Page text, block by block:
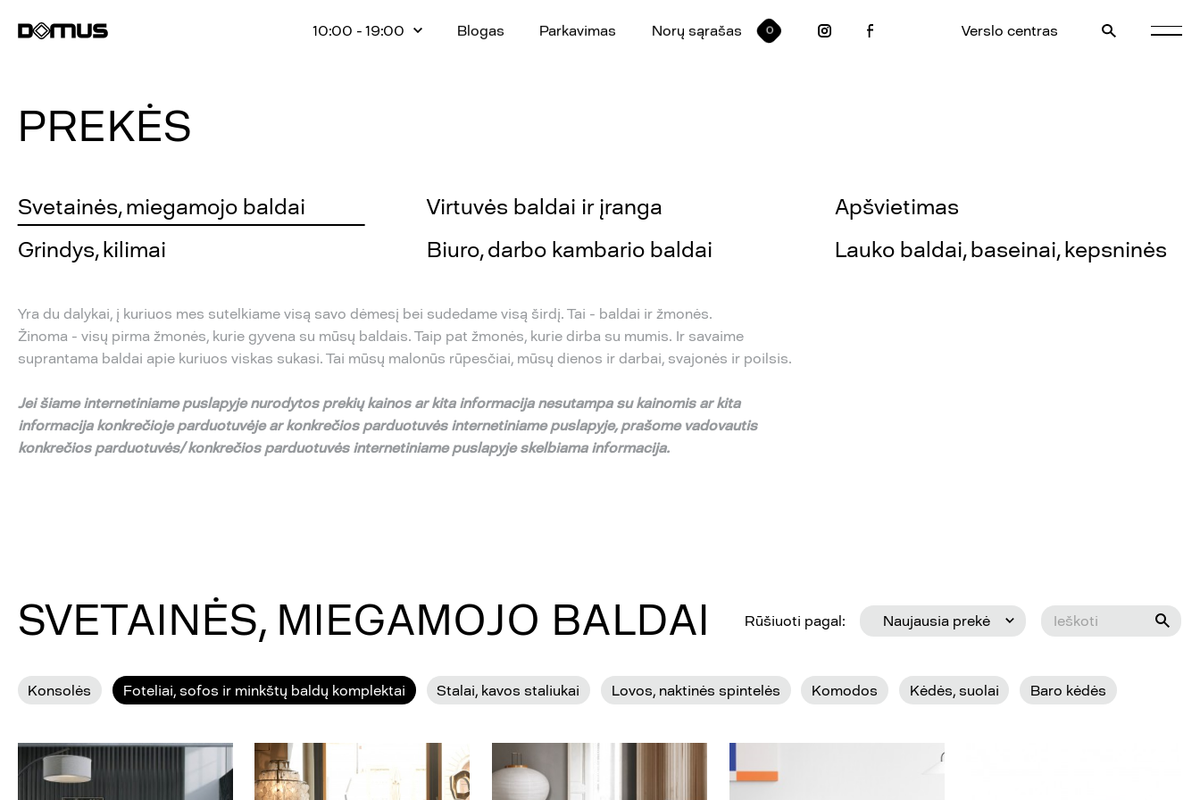
10:00 - 19:00 Blogas Parkavimas Norų sąrašas 0 Verslo centras
PREKĖS
Svetainės, miegamojo baldai Virtuvės baldai ir įranga
Apšvietimas
Grindys, kilimai
Biuro, darbo kambario baldai Lauko baldai, baseinai, kepsninės
Yra du dalykai, į kuriuos mes sutelkiame visą savo dėmesį bei sudedame visą širdį. Tai - baldai ir žmonės.
Žinoma - visų pirma žmonės, kurie gyvena su mūsų baldais. Taip pat žmonės, kurie dirba su mumis. Ir savaime
suprantama baldai apie kuriuos viskas sukasi. Tai mūsų malonūs rūpesčiai, mūsų dienos ir darbai, svajonės ir poilsis.
Jeišiame internetiniame puslapyje nurodytos prekiųkainos ar kita informacija nesutampa sukainomis ar kita
informacija konkrečioje parduotuvėje ar konkrečios parduotuvės internetiniame puslapyje, prašome vadovautis
konkrečios parduotuvės/ konkrečios parduotuvės internetiniame puslapyje skelbiama informacija.
SVETAINĖS, MIEGAMOJO BALDAI Rūšiuoti pagal: Naujausia prekė
Konsolės Foteliai, sofos ir minkštų baldų komplektai Stalai, kavos staliukai Lovos, naktinės spintelės Komodos Kėdės, suolai Baro kėdės